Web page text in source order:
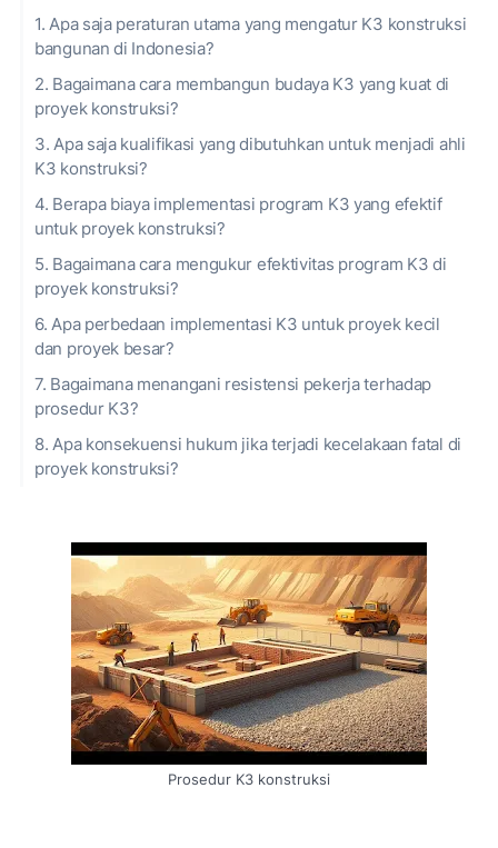
1. Apa saja peraturan utama yang mengatur K3 konstruksi
bangunan di Indonesia?
2. Bagaimana cara membangun budaya K3 yang kuat di
proyek konstruksi?
3. Apa saja kualifikasi yang dibutuhkan untuk menjadi ahli
K3 konstruksi?
4. Berapa biaya implementasi program K3 yang efektif
untuk proyek konstruksi?
5. Bagaimana cara mengukur efektivitas program K3 di
proyek konstruksi?
6. Apa perbedaan implementasi K3 untuk proyek kecil
dan proyek besar?
7. Bagaimana menangani resistensi pekerja terhadap
prosedur K3?
8. Apa konsekuensi hukum jika terjadi kecelakaan fatal di
proyek konstruksi?
Prosedur K3 konstruksi